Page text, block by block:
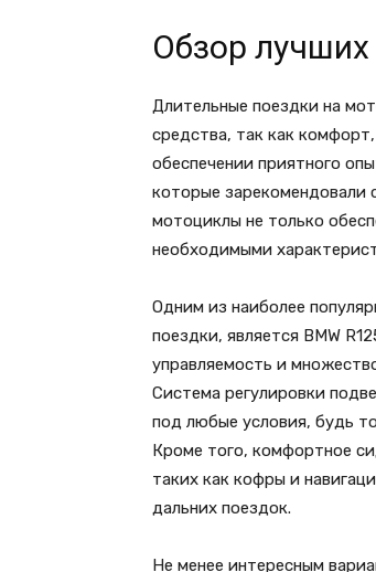
Обзор
Длительные поездки на
средства, так как
обеспечении приятного
которые зарекомендовали
мотоциклы не только
необходимыми
Одним из наиболее
поездки, является BMW
управляемость и
Система регулировки
под любые условия, будь
Кроме того, комфортное
таких как кофры и
дальних поездок.
Не менее интересным